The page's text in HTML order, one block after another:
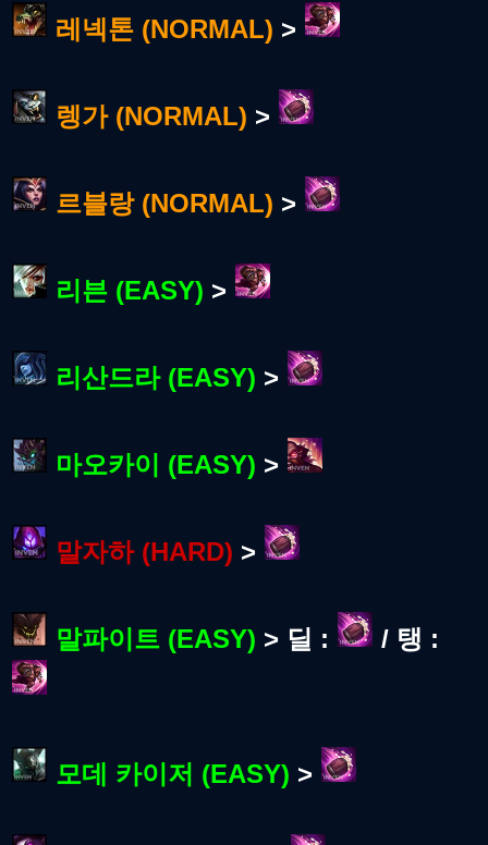
레넥톤 (NORMAL) >
렝가 (NORMAL) >
르블랑 (NORMAL) >
리븐 (EASY) >
리산드라 (EASY) >
마오카이 (EASY) >
말자하 (HARD) >
말파이트 (EASY) > 딜 : / 탱 :
모데 카이저 (EASY) >